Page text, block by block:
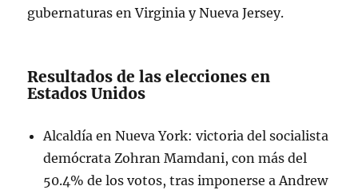
gubernaturas en Virginia y Nueva Jersey.
Resultados de las elecciones en
Estados Unidos
Alcaldía en Nueva York: victoria del socialista
demócrata Zohran Mamdani, con más del
50.4% de los votos, tras imponerse a Andrew